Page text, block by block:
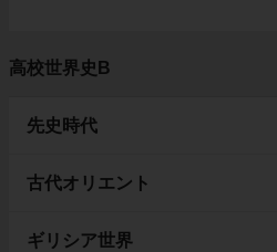
高校世界史B
先史時代
古代オリエント
ギリシア世界